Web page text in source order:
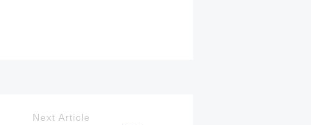
Next Article